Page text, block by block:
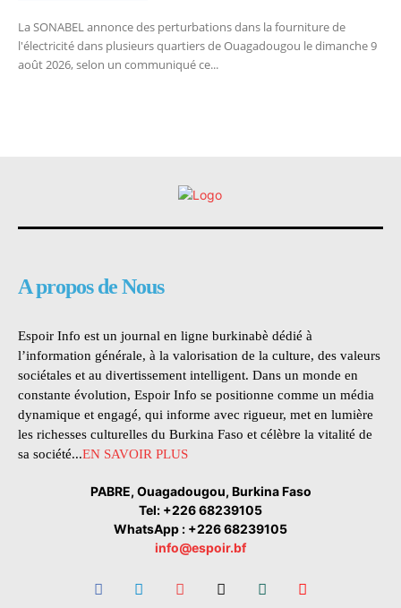
La SONABEL annonce des perturbations dans la fourniture de
l'électricité dans plusieurs quartiers de Ouagadougou le dimanche 9
août 2026, selon un communiqué ce...
A propos de Nous
Espoir Info est un journal en ligne burkinabè dédié à
l’information générale, à la valorisation de la culture, des valeurs
sociétales et au divertissement intelligent. Dans un monde en
constante évolution, Espoir Info se positionne comme un média
dynamique et engagé, qui informe avec rigueur, met en lumière
les richesses culturelles du Burkina Faso et célèbre la vitalité de
sa société...EN SAVOIR PLUS
PABRE, Ouagadougou, Burkina Faso
Tel: +226 68239105
WhatsApp : +226 68239105
info@espoir.bf